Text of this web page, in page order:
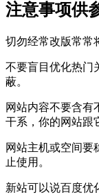
注意事项供
切勿经常改版常常
不要盲目优化热门
蔽。
网站内容不要含有
干系，你的网站跟
网站主机或空间要
止使用。
新站可以说百度优